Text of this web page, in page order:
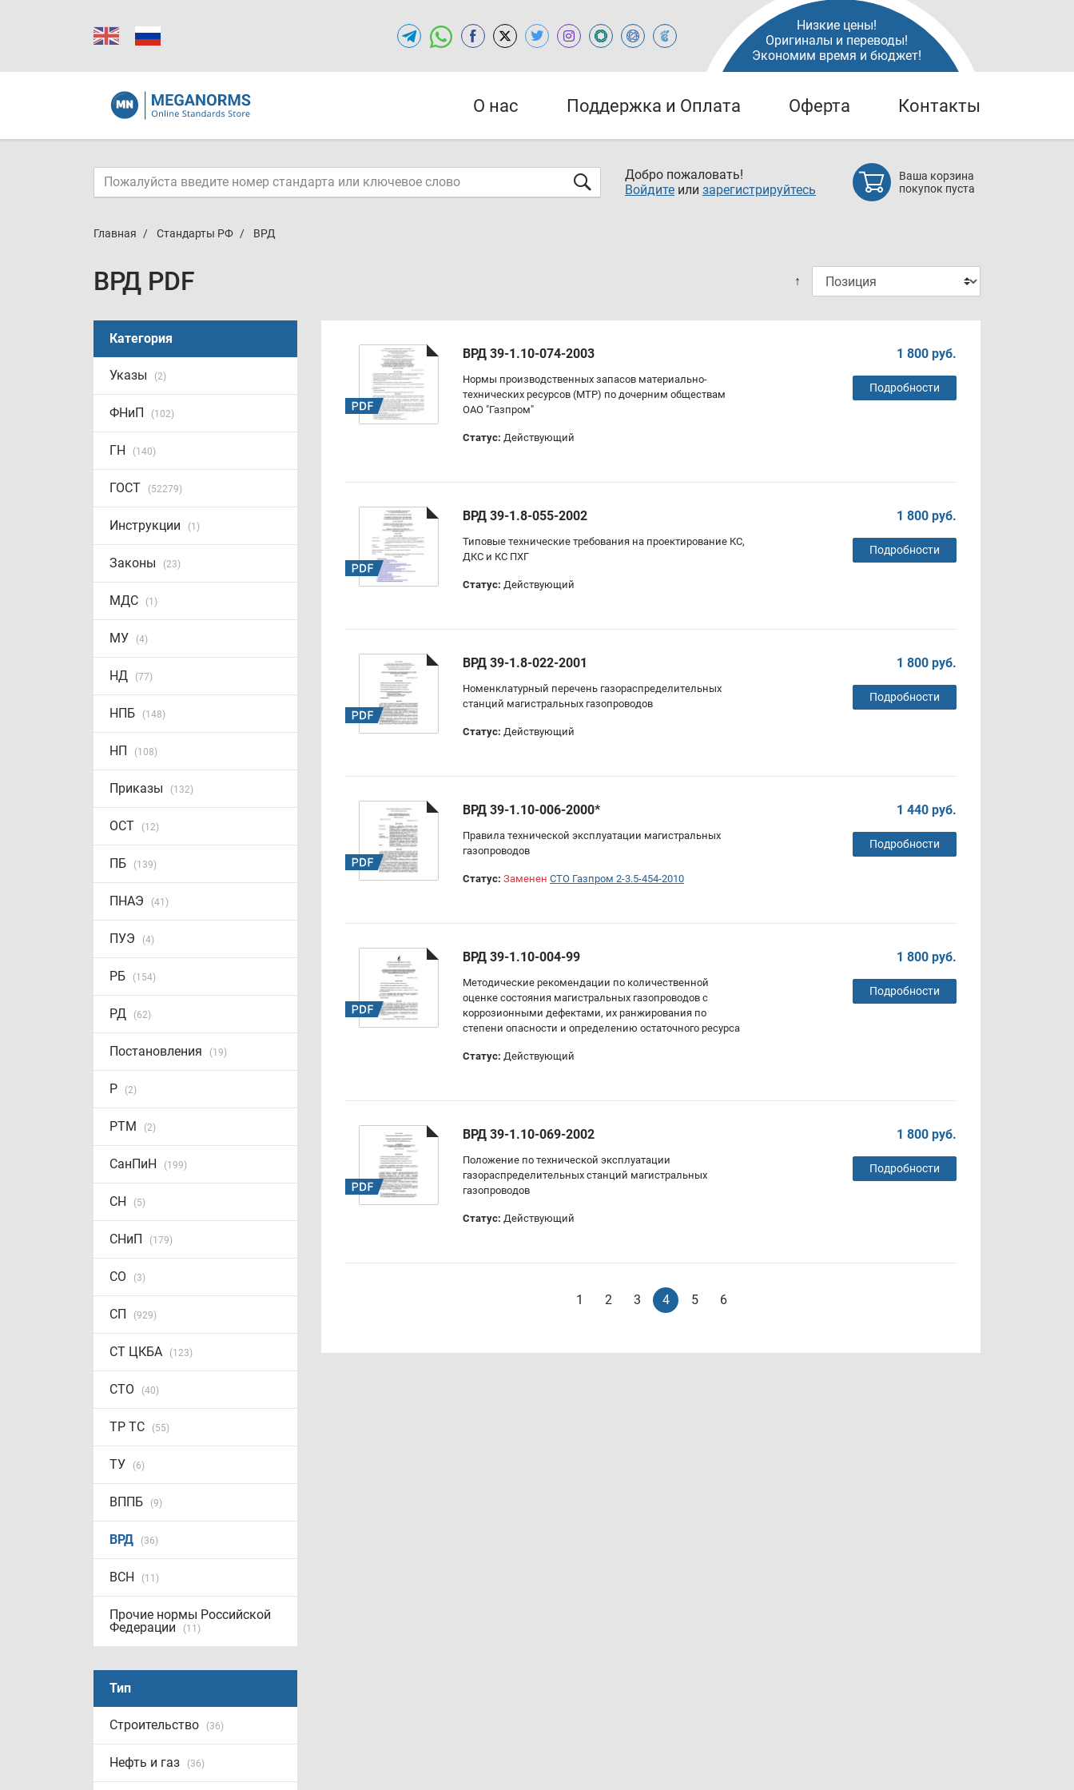
Низкие цены!
Оригиналы и переводы!
Экономим время и бюджет!
О нас Поддержка и Оплата Оферта Контакты
Добро пожаловать!
Войдите или зарегистрируйтесь
Ваша корзина
покупок пуста
Главная Стандарты РФ ВРД
ВРД PDF
Категория
Указы (2)
ФНиП (102)
ГН (140)
ГОСТ (52279)
Инструкции (1)
Законы (23)
МДС (1)
МУ (4)
НД (77)
НПБ (148)
НП (108)
Приказы (132)
ОСТ (12)
ПБ (139)
ПНАЭ (41)
ПУЭ (4)
РБ (154)
РД (62)
Постановления (19)
Р (2)
РТМ (2)
СанПиН (199)
СН (5)
СНиП (179)
СО (3)
СП (929)
СТ ЦКБА (123)
СТО (40)
ТР ТС (55)
ТУ (6)
ВППБ (9)
ВРД (36)
ВСН (11)
Прочие нормы Российской
Федерации
(11)
Тип
Строительство (36)
Нефть и газ (36)
↑
ВРД 39-1.10-074-2003
Нормы производственных запасов материально-
технических ресурсов (МТР) по дочерним обществам
ОАО "Газпром"
Статус: Действующий
1 800 руб.
Подробности
ВРД 39-1.8-055-2002
Типовые технические требования на проектирование КС,
ДКС и КС ПХГ
Статус: Действующий
1 800 руб.
Подробности
ВРД 39-1.8-022-2001
Номенклатурный перечень газораспределительных
станций магистральных газопроводов
Статус: Действующий
1 800 руб.
Подробности
ВРД 39-1.10-006-2000*
Правила технической эксплуатации магистральных
газопроводов
Статус: Заменен СТО Газпром 2-3.5-454-2010
1 440 руб.
Подробности
ВРД 39-1.10-004-99
Методические рекомендации по количественной
оценке состояния магистральных газопроводов с
коррозионными дефектами, их ранжирования по
степени опасности и определению остаточного ресурса
Статус: Действующий
1 800 руб.
Подробности
ВРД 39-1.10-069-2002
Положение по технической эксплуатации
газораспределительных станций магистральных
газопроводов
Статус: Действующий
1 800 руб.
Подробности
1 2 3 4 5 6